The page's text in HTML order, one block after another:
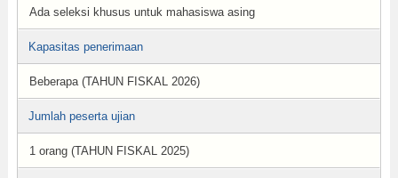
Ada seleksi khusus untuk mahasiswa asing
Kapasitas penerimaan
Beberapa (TAHUN FISKAL 2026)
Jumlah peserta ujian
1 orang (TAHUN FISKAL 2025)